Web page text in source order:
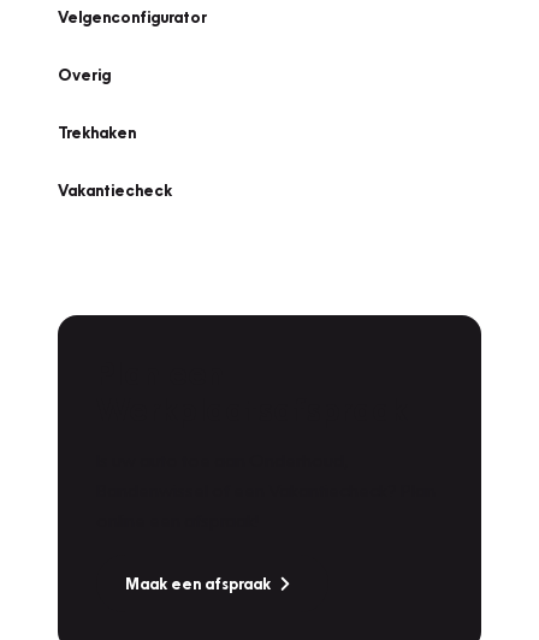
Velgenconfigurator
Overig
Trekhaken
Vakantiecheck
Maak een afspraak